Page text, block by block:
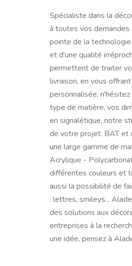
Spécialiste dans la
à toutes vos
pointe de la
et d'une qualité
permettent de traiter
livraison, en vous
personnalisée,
type de matière, vos
en signalétique, notre
de votre projet. BAT et
une large gamme de
Acrylique -
différentes couleurs et
aussi la possibilité de
: lettres, smileys...
des solutions aux
entreprises à la
une idée, pensez à